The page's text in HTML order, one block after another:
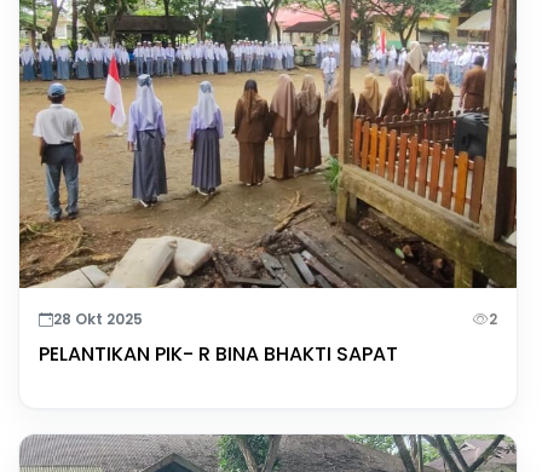
28 Okt 2025 2
PELANTIKAN PIK- R BINA BHAKTI SAPAT